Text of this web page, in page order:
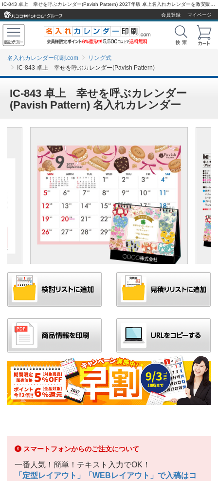
会員登録
マイページ
名入れカレンダー印刷.com
リング式
IC-843 卓上 幸せを呼ぶカレンダー(Pavish Pattern)
IC-843 卓上 幸せを呼ぶカレンダー
(Pavish Pattern) 名入れカレンダー
スマートフォンからのご注文について
一番人気！簡単！テキスト入力でOK！
「定型レイアウト」「WEBレイアウト」で入稿はコ